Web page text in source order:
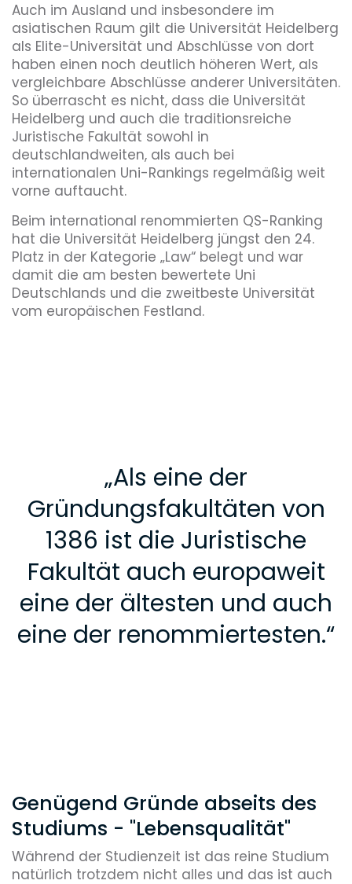
Auch im Ausland und insbesondere im
asiatischen Raum gilt die Universität Heidelberg
als Elite-Universität und Abschlüsse von dort
haben einen noch deutlich höheren Wert, als
vergleichbare Abschlüsse anderer Universitäten.
So überrascht es nicht, dass die Universität
Heidelberg und auch die traditionsreiche
Juristische Fakultät sowohl in
deutschlandweiten, als auch bei
internationalen Uni-Rankings regelmäßig weit
vorne auftaucht.
Beim international renommierten QS-Ranking
hat die Universität Heidelberg jüngst den 24.
Platz in der Kategorie „Law“ belegt und war
damit die am besten bewertete Uni
Deutschlands und die zweitbeste Universität
vom europäischen Festland.
„Als eine der
Gründungsfakultäten von
1386 ist die Juristische
Fakultät auch europaweit
eine der ältesten und auch
eine der renommiertesten.“
Genügend Gründe abseits des
Studiums - "Lebensqualität"
Während der Studienzeit ist das reine Studium
natürlich trotzdem nicht alles und das ist auch